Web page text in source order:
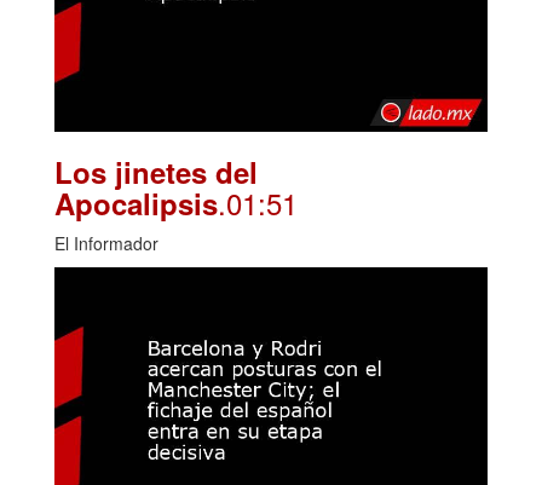
Los jinetes del
Apocalipsis.01:51
El Informador